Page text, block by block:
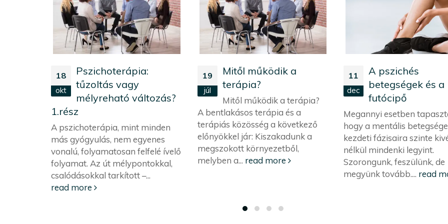
18
okt
Pszichoterápia:
tűzoltás vagy
mélyreható változás?
1.rész
A pszichoterápia, mint minden
más gyógyulás, nem egyenes
vonalú, folyamatosan felfelé ívelő
folyamat. Az út mélypontokkal,
csalódásokkal tarkított –...
read more
19
júl
Mitől működik a
terápia?
Mitől működik a terápia?
A bentlakásos terápia és a
terápiás közösség a következő
előnyökkel jár: Kiszakadunk a
megszokott környezetből,
melyben a... read more
11
dec
A pszichés
betegségek és a
futócipő
Megannyi esetben
hogy a mentális
kezdeti fázisaira szinte
nélkül mindenki legyint.
Szorongunk, feszülünk, de
megyünk tovább.... read